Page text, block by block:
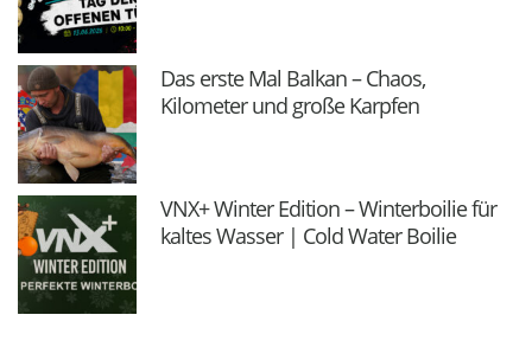
Das erste Mal Balkan – Chaos,
Kilometer und große Karpfen
VNX+ Winter Edition – Winterboilie für
kaltes Wasser | Cold Water Boilie